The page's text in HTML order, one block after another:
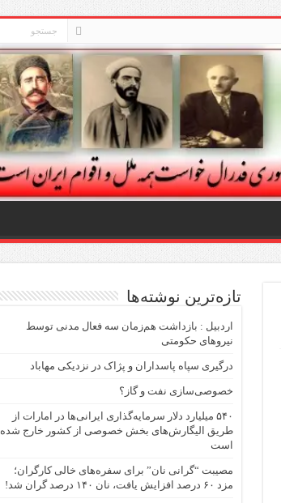
تازه‌ترین نوشته‌ها
اردبیل : بازداشت هم‌زمان سه فعال مدنی توسط
نیروهای حکومتی
درگیری سپاه پاسداران و پژاک در نزدیکی مهاباد
خصوصی‌سازی نفت و گاز؟
۵۴۰ میلیارد دلار سرمایه‌گذاری ایرانی‌ها در امارات از
طریق الیگارش‌های بخش خصوصی از کشور خارج شده
است
مصیبت “گرانی نان” برای سفره‌های خالی کارگران؛
مزد ۶۰ درصد افزایش یافت، نان ۱۴۰ درصد گران شد!